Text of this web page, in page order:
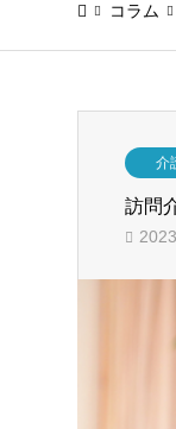
コラム
介
訪問